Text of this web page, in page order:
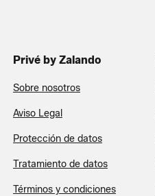
Privé by Zalando
Sobre nosotros
Aviso Legal
Protección de datos
Tratamiento de datos
Términos y condiciones